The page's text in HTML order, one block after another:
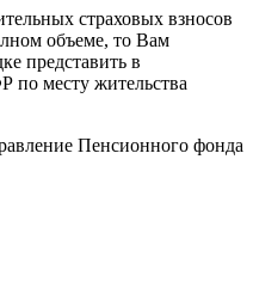
страховых взносов
объеме, то Вам
представить в
по месту жительства
Пенсионного фонда